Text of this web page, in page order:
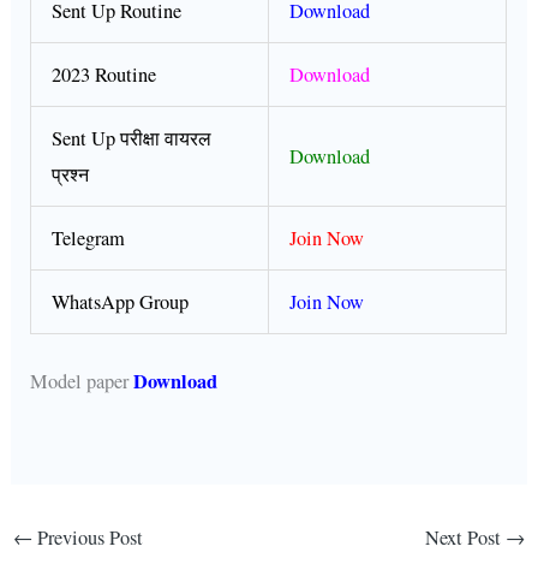
Sent Up Routine Download
2023 Routine Download
Sent Up परीक्षा वायरल
प्रश्न
Download
Telegram Join Now
WhatsApp Group Join Now
Model paperDownload
← Previous Post Next Post →